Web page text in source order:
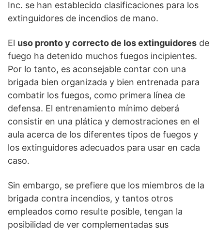
Inc. se han establecido clasificaciones para los
extinguidores de incendios de mano.
El uso pronto y correcto de los extinguidores de
fuego ha detenido muchos fuegos incipientes.
Por lo tanto, es aconsejable contar con una
brigada bien organizada y bien entrenada para
combatir los fuegos, como primera línea de
defensa. El entrenamiento mínimo deberá
consistir en una plática y demostraciones en el
aula acerca de los diferentes tipos de fuegos y
los extinguidores adecuados para usar en cada
caso.
Sin embargo, se prefiere que los miembros de la
brigada contra incendios, y tantos otros
empleados como resulte posible, tengan la
posibilidad de ver complementadas sus